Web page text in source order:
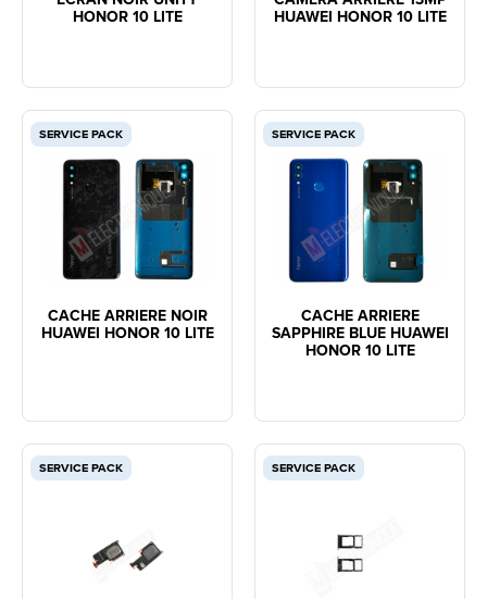
HONOR 10 LITE
HUAWEI HONOR 10 LITE
SERVICE PACK
CACHE ARRIERE NOIR
HUAWEI HONOR 10 LITE
SERVICE PACK
CACHE ARRIERE
SAPPHIRE BLUE HUAWEI
HONOR 10 LITE
SERVICE PACK SERVICE PACK